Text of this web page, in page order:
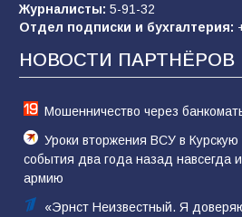
«Слухами Москву не
заявления Киева о
отчаяние, а не разведка
78 02.08.2026
Журналисты: 5-91-32
Отдел подписки и бухгалтерия:
НОВОСТИ ПАРТНЁРОВ
Мошенничество через
Уроки вторжения ВСУ в Курскую
события два года назад навсегда
армию
«Эрнст Неизвестный. Я